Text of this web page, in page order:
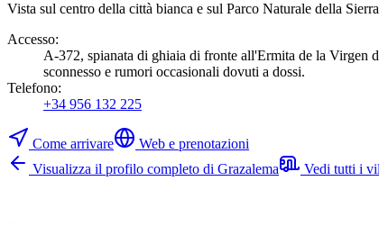
Vista sul centro della città bianca e sul Parco Naturale della
Accesso:
A-372, spianata di ghiaia di fronte all'Ermita de la Virgen
sconnesso e rumori occasionali dovuti a dossi.
Telefono:
+34 956 132 225
Come arrivare
Web e prenotazioni
Visualizza il profilo completo di Grazalema
Vedi tutti i